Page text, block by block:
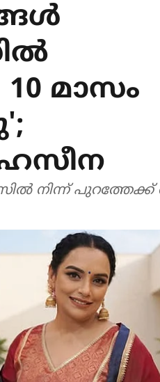
മാസം
നിന്ന് പുറത്തേക്ക്